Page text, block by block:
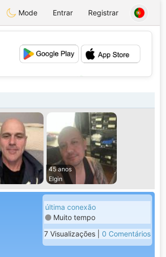
Mode Entrar Registrar
45 anos
Elgin
última conexão
Muito tempo
7 Visualizações | 0 Comentários